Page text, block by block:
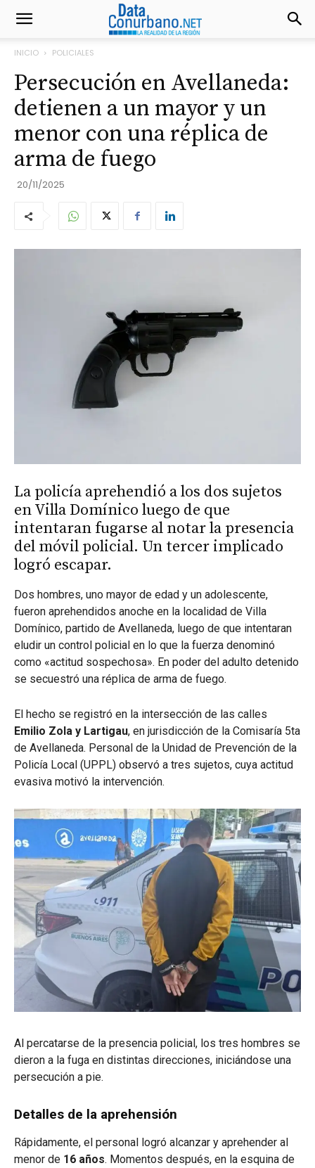
INICIO POLICIALES
Persecución en Avellaneda:
detienen a un mayor y un
menor con una réplica de
arma de fuego
20/11/2025
La policía aprehendió a los dos sujetos
en Villa Domínico luego de que
intentaran fugarse al notar la presencia
del móvil policial. Un tercer implicado
logró escapar.
Dos hombres, uno mayor de edad y un adolescente,
fueron aprehendidos anoche en la localidad de Villa
Domínico, partido de Avellaneda, luego de que intentaran
eludir un control policial en lo que la fuerza denominó
como «actitud sospechosa». En poder del adulto detenido
se secuestró una réplica de arma de fuego.
El hecho se registró en la intersección de las calles
Emilio Zola y Lartigau, en jurisdicción de la Comisaría 5ta
de Avellaneda. Personal de la Unidad de Prevención de la
Policía Local (UPPL) observó a tres sujetos, cuya actitud
evasiva motivó la intervención.
Al percatarse de la presencia policial, los tres hombres se
dieron a la fuga en distintas direcciones, iniciándose una
persecución a pie.
Detalles de la aprehensión
Rápidamente, el personal logró alcanzar y aprehender al
menor de 16 años. Momentos después, en la esquina de